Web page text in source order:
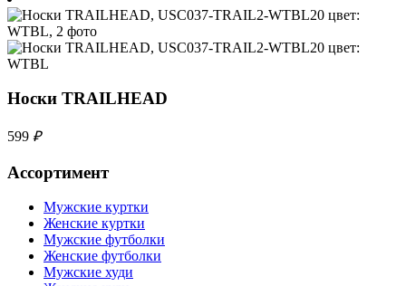
Носки TRAILHEAD
599 ₽
Ассортимент
Мужские куртки
Женские куртки
Мужские футболки
Женские футболки
Мужские худи